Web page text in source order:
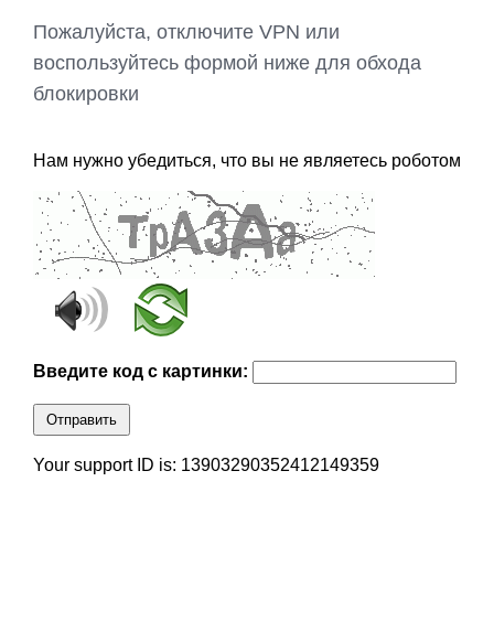
Пожалуйста, отключите VPN или
воспользуйтесь формой ниже для обхода
блокировки
Нам нужно убедиться, что вы не являетесь роботом
Введите код с картинки:
Отправить
Your support ID is: 13903290352412149359